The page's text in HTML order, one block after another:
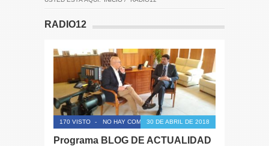
RADIO12
170 VISTO - NO HAY COMENTARIOS30 DE ABRIL DE 2018
Programa BLOG DE ACTUALIDAD